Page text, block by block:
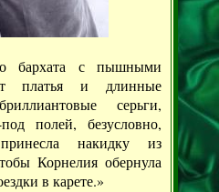
бархата с пышными
платья и длинные
серьги,
полей, безусловно,
накидку из
Корнелия обернула
в карете.»